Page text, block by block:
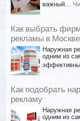
важный...
Как выбрать
рекламы в Москве
Наружная
одним из
Как подобрать
рекламу
Наружная
одним из